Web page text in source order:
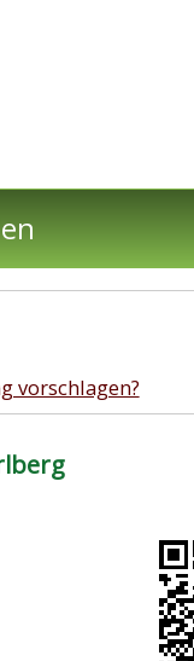
vorschlagen?